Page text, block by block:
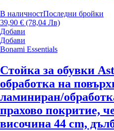
В наличностПоследни бройки
39,90 € (78,04 Лв)
Добави
Добави
Bonami Essentials
Стойка за обувки
oбработка на
ламиниран/
прахово покритие,
височина 44 cm,